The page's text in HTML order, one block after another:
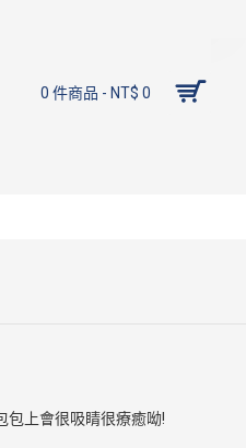
0 件商品 - NT$ 0
包上會很吸睛很療癒呦!